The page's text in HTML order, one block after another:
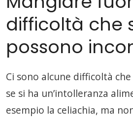
difficoltà che
possono
Ci sono alcune difficoltà
se si ha un’intolleranza
esempio la celiachia, ma